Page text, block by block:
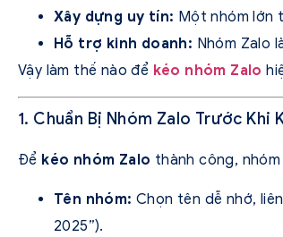
Xây dựng uy tín: Một nhóm lớn
Hỗ trợ kinh doanh: Nhóm Zalo
Vậy làm thế nào để kéo nhóm Zalo
1. Chuẩn Bị Nhóm Zalo Trước Khi
Để kéo nhóm Zalo thành công,
Tên nhóm: Chọn tên dễ nhớ,
2025”).